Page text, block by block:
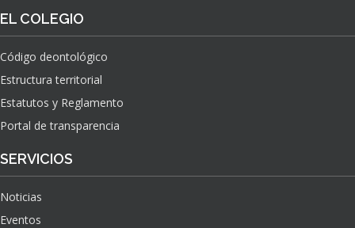
EL COLEGIO
Código deontológico
Estructura territorial
Estatutos y Reglamento
Portal de transparencia
SERVICIOS
Noticias
Eventos